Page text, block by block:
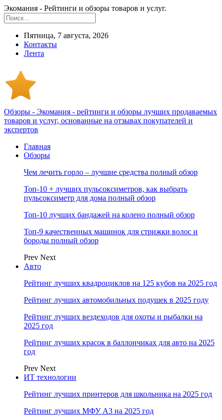
Экомания - Рейтинги и обзоры товаров и услуг.
Пятница, 7 августа, 2026
Контакты
Лента
Обзоры - Экомания - рейтинги и обзоры лучших продаваемых
товаров и услуг, основанные на отзывах покупателей и
экспертов
Главная
Обзоры
Чем лечить горло – лучшие средства полный обзор
Топ-10 + лучших пульсоксиметров, как выбрать
пульсоксиметр для дома полный обзор
Топ-10 лучших бандажей на колено полный обзор
Топ-9 качественных машинок для стрижки волос и
бороды полный обзор
Prev Next
Авто
Рейтинг лучших квадроциклов на 125 кубов на 2025 год
Рейтинг лучших автомобильных подушек в 2025 году
Рейтинг лучших вездеходов для охоты и рыбалки на
2025 год
Рейтинг лучших красок в баллончиках для авто на 2025
год
Prev Next
ИТ технологии
Рейтинг лучших принтеров для школьника на 2025 год
Рейтинг лучших МФУ А3 на 2025 год